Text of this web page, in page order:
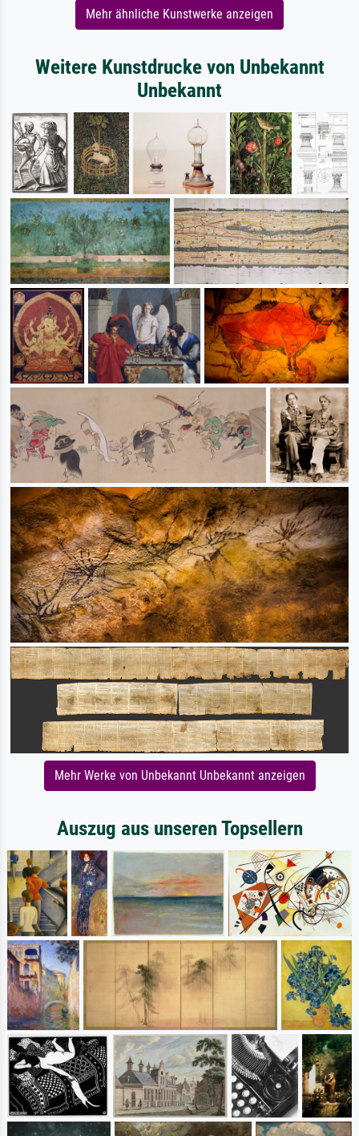
Mehr ähnliche Kunstwerke anzeigen
Weitere Kunstdrucke von Unbekannt
Unbekannt
Mehr Werke von Unbekannt Unbekannt anzeigen
Auszug aus unseren Topsellern